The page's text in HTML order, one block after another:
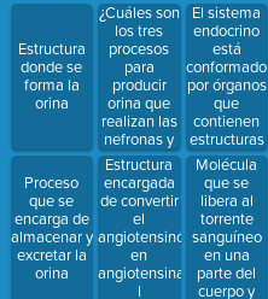
Estructura
donde se
forma la
orina
Proceso
que se
encarga de
almacenar y
excretar la
orina
¿Cuáles son
los tres
procesos
para
producir
orina que
realizan las
nefronas y
los túbulos
colectores?
Estructura
encargada
de convertir
el
angiotensinógeno
en
angiotensina
I
El sistema
endocrino
está
conformado
por órganos
que
contienen
estructuras
encargadas
de secretar
hormonas,
¿cómo se
llaman esas
estructuras?
Molécula
que se
libera al
torrente
sanguíneo
en una
parte del
cuerpo y